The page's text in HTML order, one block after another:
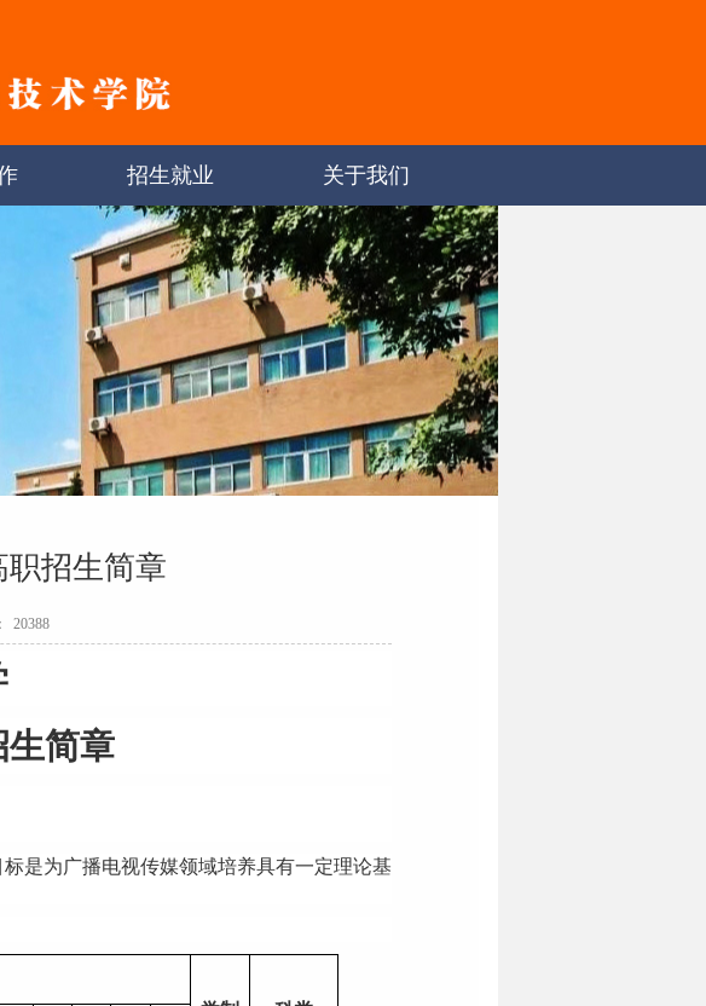
招生就业 关于我们
职招生简章
20388
生简章
是为广播电视传媒领域培养具有一定理论基